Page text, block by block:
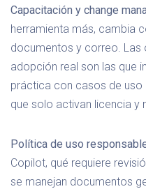
Capacitación y change
herramienta más, cambia
documentos y correo. Las
adopción real son las que
práctica con casos de
que solo activan licencia y
Política de uso
Copilot, qué requiere
se manejan documentos